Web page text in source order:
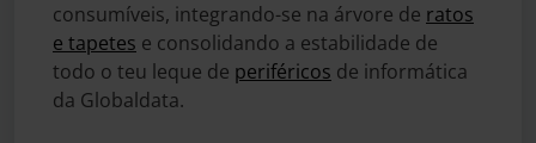
consumíveis, integrando-se na árvore de ratos
e tapetes e consolidando a estabilidade de
todo o teu leque de periféricos de informática
da Globaldata.